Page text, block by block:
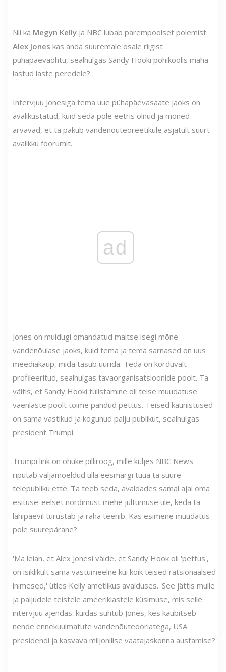
Nii ka Megyn Kelly ja NBC lubab parempoolset polemist
Alex Jones kas anda suuremale osale riigist
pühapäevaõhtu, sealhulgas Sandy Hooki põhikoolis maha
lastud laste peredele?
Intervjuu Jonesiga tema uue pühapäevasaate jaoks on
avalikustatud, kuid seda pole eetris olnud ja mõned
arvavad, et ta pakub vandenõuteoreetikule asjatult suurt
avalikku foorumit.
ad
Jones on muidugi omandatud maitse isegi mõne
vandenõulase jaoks, kuid tema ja tema sarnased on uus
meediakaup, mida tasub uurida. Teda on korduvalt
profileeritud, sealhulgas tavaorganisatsioonide poolt. Ta
väitis, et Sandy Hooki tulistamine oli teise muudatuse
vaenlaste poolt toime pandud pettus. Teised kaunistused
on sama vastikud ja kogunud palju publikut, sealhulgas
president Trumpi.
Trumpi link on õhuke pilliroog, mille küljes NBC News
riputab väljamõeldud ülla eesmärgi tuua ta suure
telepubliku ette. Ta teeb seda, avaldades samal ajal oma
esituse-eelset nördimust mehe jultumuse üle, keda ta
lähipäevil turustab ja raha teenib. Kas esimene muudatus
pole suurepärane?
'Ma leian, et Alex Jonesi väide, et Sandy Hook oli 'pettus',
on isiklikult sama vastumeelne kui kõik teised ratsionaalsed
inimesed,' ütles Kelly ametlikus avalduses. 'See jättis mulle
ja paljudele teistele ameeriklastele küsimuse, mis selle
intervjuu ajendas: kuidas suhtub Jones, kes kaubitseb
nende ennekuulmatute vandenõuteooriatega, USA
presidendi ja kasvava miljonilise vaatajaskonna austamise?'